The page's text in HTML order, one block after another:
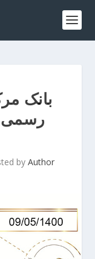
بانک
رسمی
by Author